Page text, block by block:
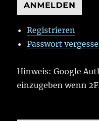
ANMELDEN
Registrieren
Passwort
Hinweis: Google
einzugeben wenn